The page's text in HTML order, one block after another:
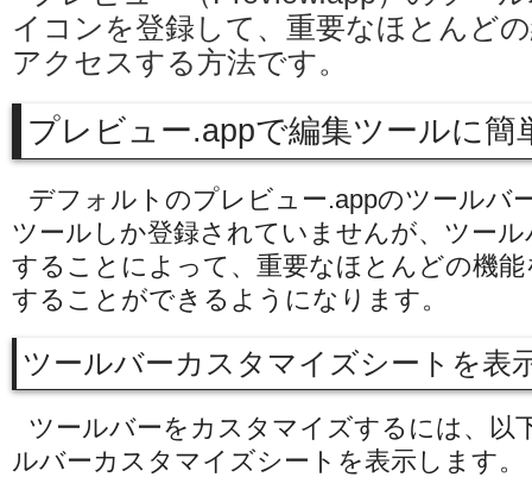
イコンを登録して、重要なほとんど
アクセスする方法です。
プレビュー.appで編集ツールに簡
デフォルトのプレビュー.appのツールバ
ツールしか登録されていませんが、ツー
することによって、重要なほとんどの機
することができるようになります。
ツールバーカスタマイズシートを表
ツールバーをカスタマイズするには、以
ルバーカスタマイズシートを表示します。